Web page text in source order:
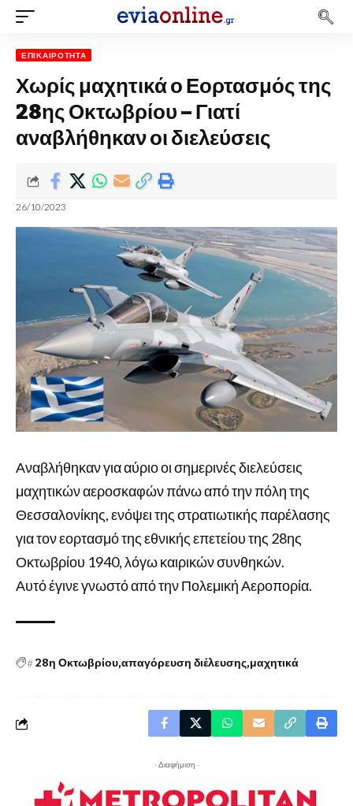
ΕΠΙΚΑΙΡΌΤΗΤΑ
Χωρίς μαχητικά ο Εορτασμός της
28ης Οκτωβρίου – Γιατί
αναβλήθηκαν οι διελεύσεις
26/10/2023
Αναβλήθηκαν για αύριο οι σημερινές διελεύσεις
μαχητικών αεροσκαφών πάνω από την πόλη της
Θεσσαλονίκης, ενόψει της στρατιωτικής παρέλασης
για τον εορτασμό της εθνικής επετείου της 28ης
Οκτωβρίου 1940, λόγω καιρικών συνθηκών.
Αυτό έγινε γνωστό από την Πολεμική Αεροπορία.
#28η Οκτωβρίου απαγόρευση διέλευσης μαχητικά
- Διαφήμιση -